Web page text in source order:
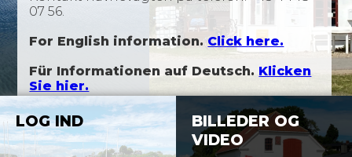
07 56.
For English information.Click here.
Für Informationen auf Deutsch. Klicken
Sie hier.
See menu "Gæst / Guest / Gast"
LOG IND
BILLEDER OG
VIDEO